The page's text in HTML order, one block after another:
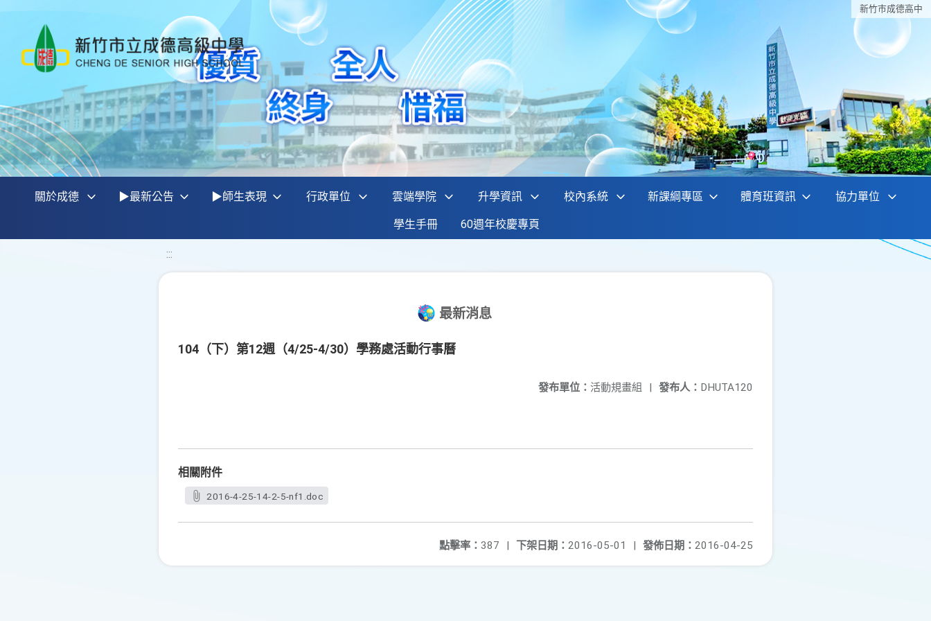
新竹巿成德高中
關於成德 ▶最新公告 ▶師生表現 行政單位 雲端學院 升學資訊 校內系統 新課綱專區 體育班資訊 協力單位
學生手冊 60週年校慶專頁
:::
最新消息
104（下）第12週（4/25-4/30）學務處活動行事曆
發布人： DHUTA120
發布單位： 活動規畫組 |
相關附件
2016-4-25-14-2-5-nf1.doc
發佈日期： 2016-04-25
下架日期： 2016-05-01 |
點擊率： 387 |